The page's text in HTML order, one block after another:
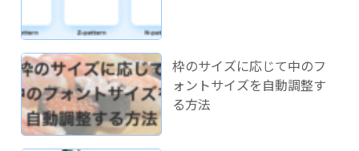
枠のサイズに応じて中のフ
ォントサイズを自動調整す
る方法